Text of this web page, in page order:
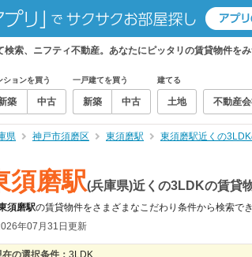
索、ニフティ不動産。あなたにピッタリの賃貸物件をみ
ションを買う
築 中古
一戸建てを買う
新築 中古
建てる
土地 不動産
県 神戸市須磨区 東須磨駅 東須磨駅近くの
須磨駅(兵庫県)近くの3LDKの賃貸
須磨駅の賃貸物件をさまざまなこだわり条件から検索でき
年07月31日更新
在の選択条件： 3LDK